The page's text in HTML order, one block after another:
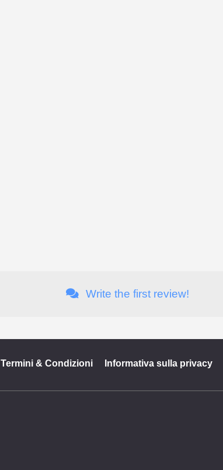
Write the first review!
Termini & Condizioni Informativa sulla privacy